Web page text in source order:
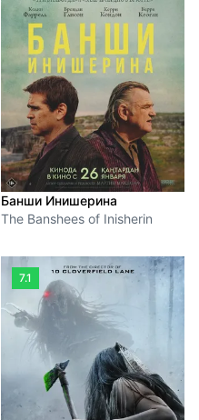
Банши Инишерина
The Banshees of Inisherin
7.1